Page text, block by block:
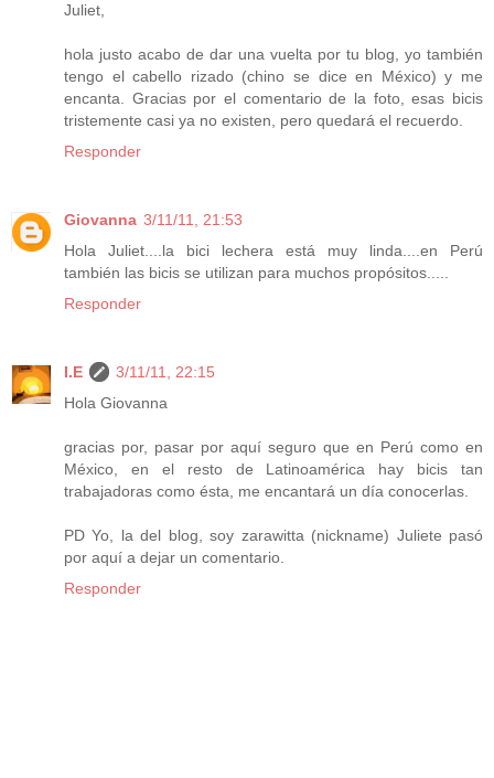
Juliet,
hola justo acabo de dar una vuelta por tu blog, yo también
tengo el cabello rizado (chino se dice en México) y me
encanta. Gracias por el comentario de la foto, esas bicis
tristemente casi ya no existen, pero quedará el recuerdo.
Responder
Giovanna 3/11/11, 21:53
Hola Juliet....la bici lechera está muy linda....en Perú
también las bicis se utilizan para muchos propósitos.....
Responder
I.E
3/11/11, 22:15
Hola Giovanna
gracias por, pasar por aquí seguro que en Perú como en
México, en el resto de Latinoamérica hay bicis tan
trabajadoras como ésta, me encantará un día conocerlas.
PD Yo, la del blog, soy zarawitta (nickname) Juliete pasó
por aquí a dejar un comentario.
Responder